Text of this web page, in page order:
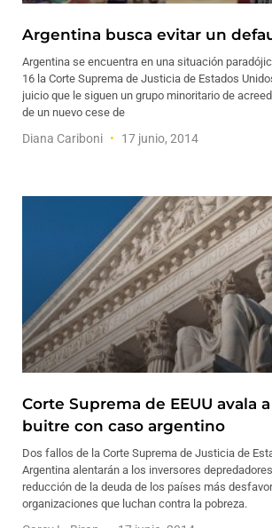
Argentina busca evitar un
Argentina se encuentra en una situación
16 la Corte Suprema de Justicia de Estados
juicio que le siguen un grupo minoritario de
de un nuevo cese de
Diana Cariboni 17 junio, 2014
Corte Suprema de EEUU avala
buitre con caso argentino
Dos fallos de la Corte Suprema de Justicia de
Argentina alentarán a los inversores
reducción de la deuda de los países más
organizaciones que luchan contra la pobreza.